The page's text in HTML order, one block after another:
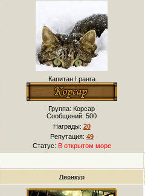
Капитан I ранга
Группа: Корсар
Сообщений:500
Награды: 20
Репутация: 49
Статус: В открытом море
Лионкур